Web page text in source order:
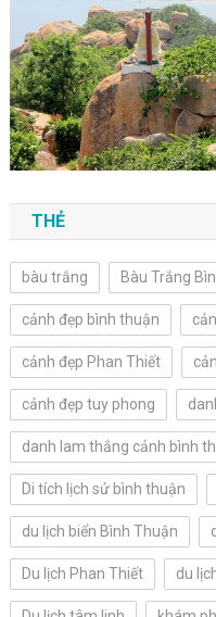
THẺ
bàu trắng Bàu Trắng
cảnh đẹp bình thuận
cảnh đẹp Phan Thiết
cảnh đẹp tuy phong
danh lam thắng cảnh bình
Di tích lịch sử bình thuận
du lịch biển Bình Thuận
Du lịch Phan Thiết du